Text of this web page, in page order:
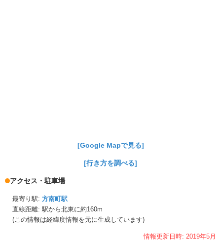
[Google Mapで見る]
[行き方を調べる]
アクセス・駐車場
最寄り駅: 方南町駅
直線距離: 駅から北東に約160m
(この情報は経緯度情報を元に生成しています)
情報更新日時: 2019年5月